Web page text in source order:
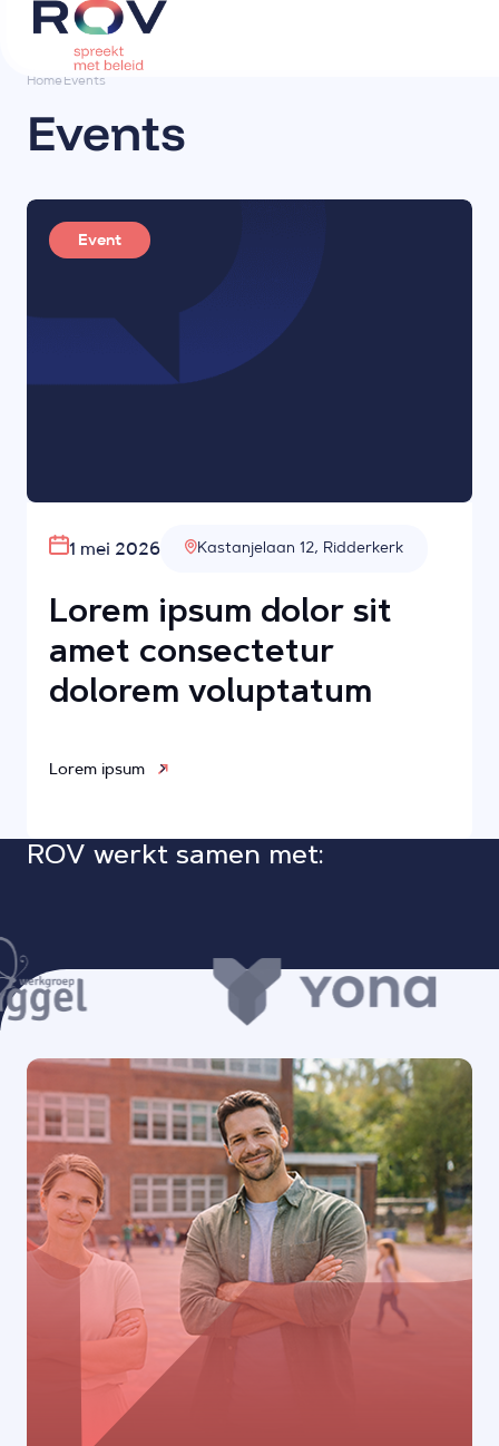
HomeEvents
Events
Event
1 mei 2026 Kastanjelaan 12, Ridderkerk
Lorem ipsum dolor sit
amet consectetur
dolorem voluptatum
Lorem ipsum
ROV werkt samen met: